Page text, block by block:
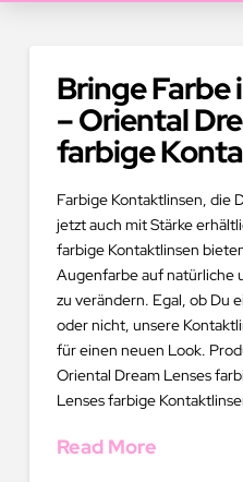
Bringe Farbe
– Oriental
farbige
Farbige Kontaktlinsen, die
jetzt auch mit Stärke
farbige Kontaktlinsen
Augenfarbe auf natürliche
zu verändern. Egal, ob Du
oder nicht, unsere
für einen neuen Look.
Oriental Dream Lenses
Lenses farbige
Read More